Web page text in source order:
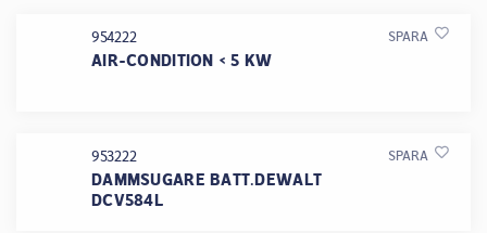
954222
AIR-CONDITION < 5 KW
SPARA
953222
DAMMSUGARE BATT.DEWALT
DCV584L
SPARA